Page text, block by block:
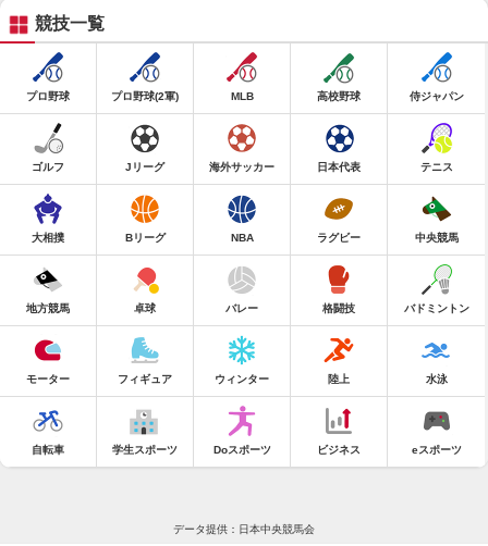
競技一覧
プロ野球 プロ野球(2軍) MLB 高校野球 侍ジャパン
ゴルフ Jリーグ 海外サッカー 日本代表 テニス
大相撲 Bリーグ NBA ラグビー 中央競馬
地方競馬 卓球 バレー 格闘技 バドミントン
モーター フィギュア ウィンター 陸上 水泳
自転車 学生スポーツ Doスポーツ ビジネス eスポーツ
データ提供：日本中央競馬会